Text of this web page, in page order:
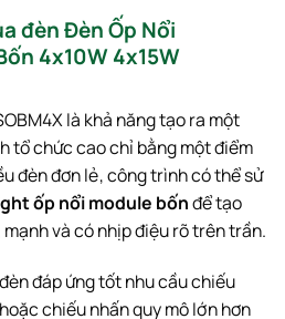
đèn Đèn Ốp Nổi
4x10W 4x15W
là khả năng tạo ra một
tổ chức cao chỉ bằng một điểm
đèn đơn lẻ, công trình có thể sử
ốp nổi module bốnđể tạo
và có nhịp điệu rõ trên trần.
đáp ứng tốt nhu cầu chiếu
chiếu nhấn quy mô lớn hơn